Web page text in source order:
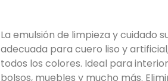
La emulsión de limpieza y cuidado
adecuada para cuero liso y
todos los colores. Ideal para
bolsos, muebles y mucho más.